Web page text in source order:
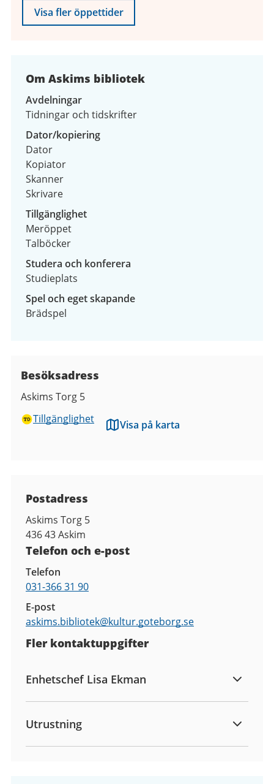
Visa fler öppettider
Om Askims bibliotek
Avdelningar
Tidningar och tidskrifter
Dator/kopiering
Dator
Kopiator
Skanner
Skrivare
Tillgänglighet
Meröppet
Talböcker
Studera och konferera
Studieplats
Spel och eget skapande
Brädspel
Besöksadress
Askims Torg 5
Tillgänglighet
Visa på karta
Postadress
Askims Torg 5
436 43Askim
Telefon och e-post
Telefon
031-366 31 90
E-post
askims.bibliotek@kultur.goteborg.se
Fler kontaktuppgifter
Enhetschef Lisa Ekman
Utrustning